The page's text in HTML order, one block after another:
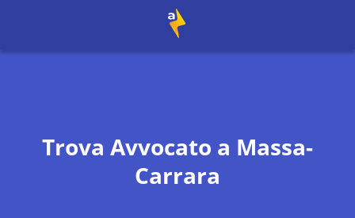
Trova Avvocato a Massa-
Carrara